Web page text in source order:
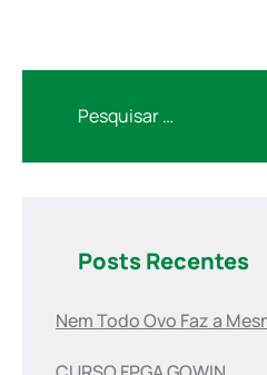
Posts Recentes
Nem Todo Ovo Faz a